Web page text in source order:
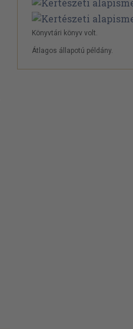
Könyvtári könyv volt.
Átlagos állapotú példány.